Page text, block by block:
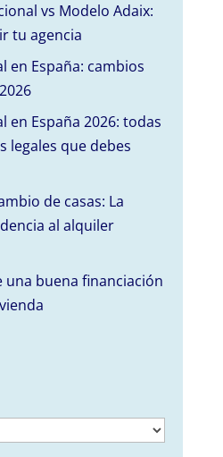
vs Modelo Adaix:
tu agencia
en España: cambios
en España 2026: todas
legales que debes
de casas: La
al alquiler
una buena financiación